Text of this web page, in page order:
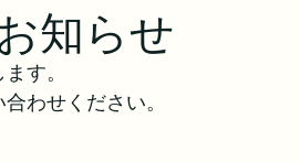
知らせ
す。
わせください。